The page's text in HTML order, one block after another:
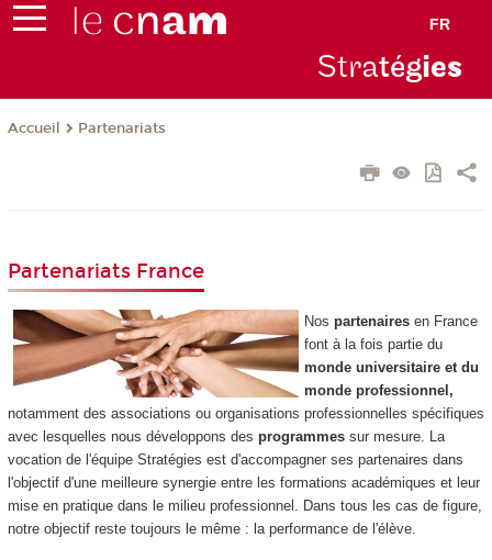
FR
Stratégies
Accueil Partenariats
Partenariats France
Nos partenaires en France
font à la fois partie du
monde universitaire et du
monde professionnel,
notamment des associations ou organisations professionnelles spécifiques
avec lesquelles nous développons des programmes sur mesure. La
vocation de l'équipe Stratégies est d'accompagner ses partenaires dans
l'objectif d'une meilleure synergie entre les formations académiques et leur
mise en pratique dans le milieu professionnel. Dans tous les cas de figure,
notre objectif reste toujours le même : la performance de l'élève.